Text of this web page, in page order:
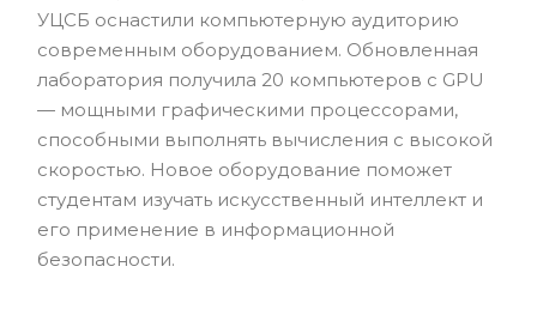
УЦСБ оснастили компьютерную аудиторию
современным оборудованием. Обновленная
лаборатория получила 20 компьютеров с GPU
— мощными графическими процессорами,
способными выполнять вычисления с высокой
скоростью. Новое оборудование поможет
студентам изучать искусственный интеллект и
его применение в информационной
безопасности.